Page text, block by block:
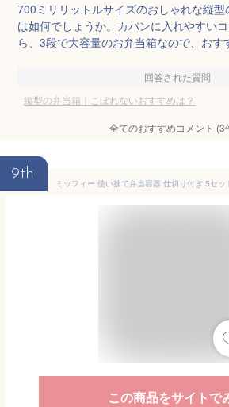
700ミリリットルサイズのおしゃれな縦
は如何でしょうか。カバンに入れやすい
ら、3段で大容量のお弁当箱なので、おす
回答された質問
縦型の弁当箱｜こぼれないおすすめは？
全てのおすすめコメント (3
9th
この商品をサイトで